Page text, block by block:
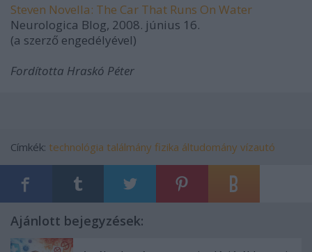
Steven Novella: The Car That Runs On Water
Neurologica Blog, 2008. június 16.
(a szerző engedélyével)
Fordította Hraskó Péter
Címkék: technológia találmány fizika áltudomány vízautó
Ajánlott bejegyzések: